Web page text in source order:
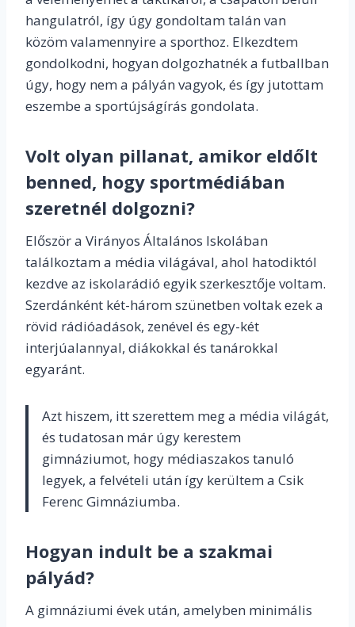
hangulatról, így úgy gondoltam talán van
közöm valamennyire a sporthoz. Elkezdtem
gondolkodni, hogyan dolgozhatnék a futballban
úgy, hogy nem a pályán vagyok, és így jutottam
eszembe a sportújságírás gondolata.
Volt olyan pillanat, amikor eldőlt
benned, hogy sportmédiában
szeretnél dolgozni?
Először a Virányos Általános Iskolában
találkoztam a média világával, ahol hatodiktól
kezdve az iskolarádió egyik szerkesztője voltam.
Szerdánként két-három szünetben voltak ezek a
rövid rádióadások, zenével és egy-két
interjúalannyal, diákokkal és tanárokkal
egyaránt.
Azt hiszem, itt szerettem meg a média világát,
és tudatosan már úgy kerestem
gimnáziumot, hogy médiaszakos tanuló
legyek, a felvételi után így kerültem a Csik
Ferenc Gimnáziumba.
Hogyan indult be a szakmai
pályád?
A gimnáziumi évek után, amelyben minimális